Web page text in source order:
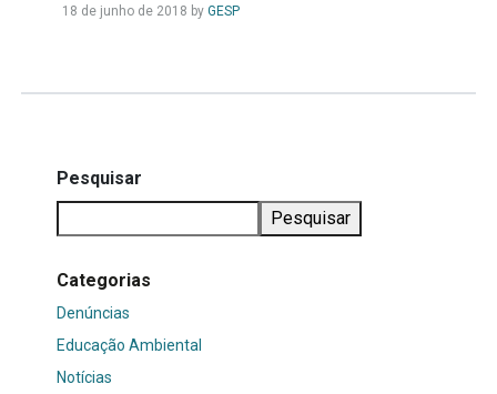
18 de junho de 2018 by GESPLeia
Pesquisar
Pesquisar
Categorias
Denúncias
Educação Ambiental
Notícias